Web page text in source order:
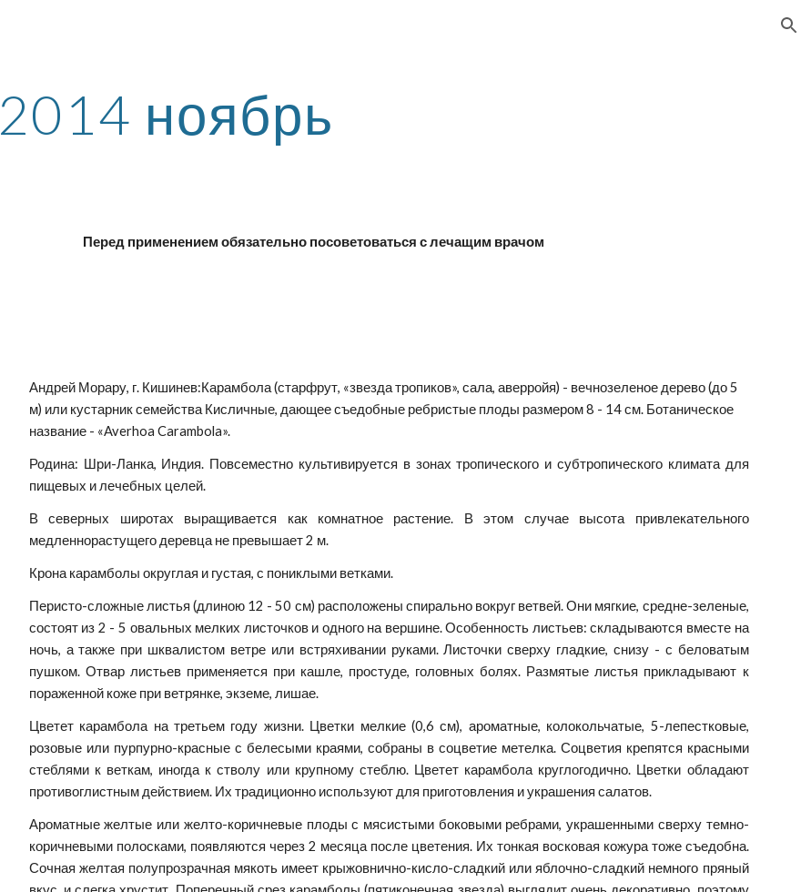
2014 ноябрь
Перед применением обязательно посоветоваться с лечащим врачом
Андрей Морару, г. Кишинев:Карамбола (старфрут, «звезда тропиков», сала, аверройя) - вечнозеленое дерево (до 5
м) или кустарник семейства Кисличные, дающее съедобные ребристые плоды размером 8 - 14 см. Ботаническое
название - «Averhoa Carambola».
Родина: Шри-Ланка, Индия. Повсеместно культивируется в зонах тропического и субтропического климата для
пищевых и лечебных целей.
В северных широтах выращивается как комнатное растение. В этом случае высота привлекательного
медленнорастущего деревца не превышает 2 м.
Крона карамболы округлая и густая, с пониклыми ветками.
Перисто-сложные листья (длиною 12 - 50 см) расположены спирально вокруг ветвей. Они мягкие, средне-зеленые,
состоят из 2 - 5 овальных мелких листочков и одного на вершине. Особенность листьев: складываются вместе на
ночь, а также при шквалистом ветре или встряхивании руками. Листочки сверху гладкие, снизу - с беловатым
пушком. Отвар листьев применяется при кашле, простуде, головных болях. Размятые листья прикладывают к
пораженной коже при ветрянке, экземе, лишае.
Цветет карамбола на третьем году жизни. Цветки мелкие (0,6 см), ароматные, колокольчатые, 5-лепестковые,
розовые или пурпурно-красные с белесыми краями, собраны в соцветие метелка. Соцветия крепятся красными
стеблями к веткам, иногда к стволу или крупному стеблю. Цветет карамбола круглогодично. Цветки обладают
противоглистным действием. Их традиционно используют для приготовления и украшения салатов.
Ароматные желтые или желто-коричневые плоды с мясистыми боковыми ребрами, украшенными сверху темно-
коричневыми полосками, появляются через 2 месяца после цветения. Их тонкая восковая кожура тоже съедобна.
Сочная желтая полупрозрачная мякоть имеет крыжовнично-кисло-сладкий или яблочно-сладкий немного пряный